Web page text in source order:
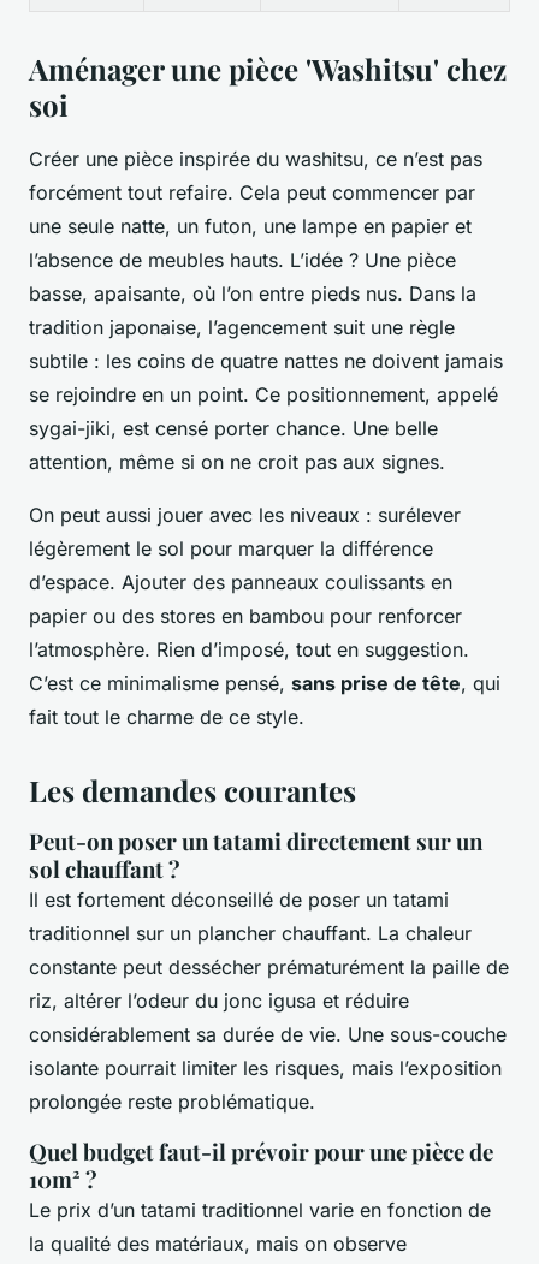
Aménager une pièce 'Washitsu' chez
soi
Créer une pièce inspirée du washitsu, ce n’est pas
forcément tout refaire. Cela peut commencer par
une seule natte, un futon, une lampe en papier et
l’absence de meubles hauts. L’idée ? Une pièce
basse, apaisante, où l’on entre pieds nus. Dans la
tradition japonaise, l’agencement suit une règle
subtile : les coins de quatre nattes ne doivent jamais
se rejoindre en un point. Ce positionnement, appelé
sygai-jiki, est censé porter chance. Une belle
attention, même si on ne croit pas aux signes.
On peut aussi jouer avec les niveaux : surélever
légèrement le sol pour marquer la différence
d’espace. Ajouter des panneaux coulissants en
papier ou des stores en bambou pour renforcer
l’atmosphère. Rien d’imposé, tout en suggestion.
C’est ce minimalisme pensé, sans prise de tête, qui
fait tout le charme de ce style.
Les demandes courantes
Peut-on poser un tatami directement sur un
sol chauffant ?
Il est fortement déconseillé de poser un tatami
traditionnel sur un plancher chauffant. La chaleur
constante peut dessécher prématurément la paille de
riz, altérer l’odeur du jonc igusa et réduire
considérablement sa durée de vie. Une sous-couche
isolante pourrait limiter les risques, mais l’exposition
prolongée reste problématique.
Quel budget faut-il prévoir pour une pièce de
10m² ?
Le prix d’un tatami traditionnel varie en fonction de
la qualité des matériaux, mais on observe